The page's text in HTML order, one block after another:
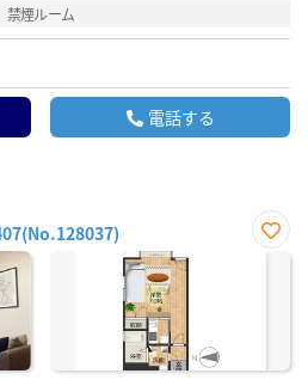
禁煙ルーム
電話する
お気